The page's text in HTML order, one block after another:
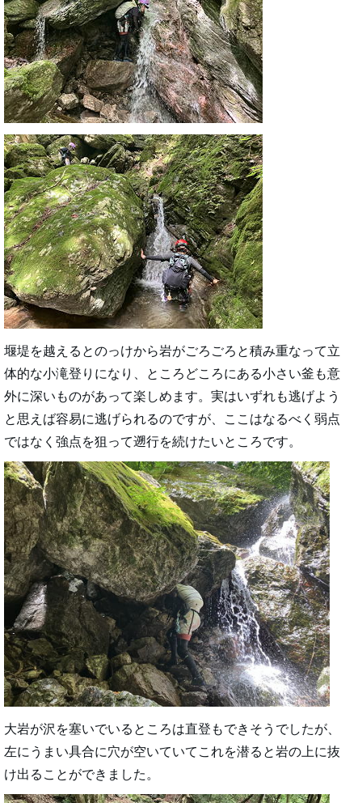
堰堤を越えるとのっけから岩がごろごろと積み重なって立
体的な小滝登りになり、ところどころにある小さい釜も意
外に深いものがあって楽しめます。実はいずれも逃げよう
と思えば容易に逃げられるのですが、ここはなるべく弱点
ではなく強点を狙って遡行を続けたいところです。
大岩が沢を塞いでいるところは直登もできそうでしたが、
左にうまい具合に穴が空いていてこれを潜ると岩の上に抜
け出ることができました。